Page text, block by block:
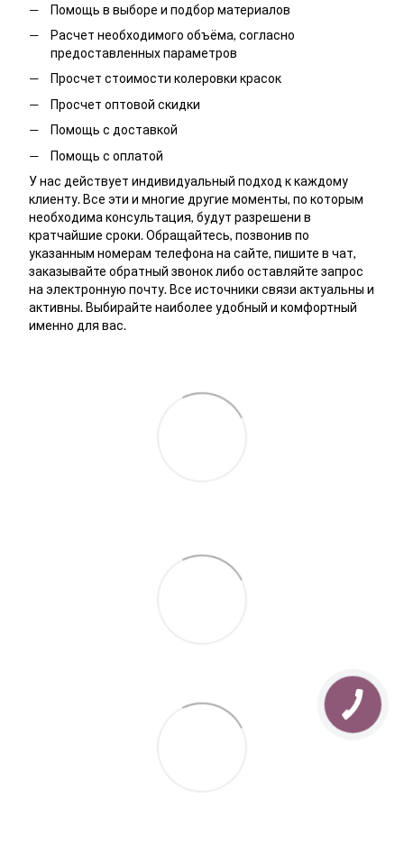
Помощь в выборе и подбор материалов
Расчет необходимого объёма, согласно
предоставленных параметров
Просчет стоимости колеровки красок
Просчет оптовой скидки
Помощь с доставкой
Помощь с оплатой
У нас действует индивидуальный подход к каждому
клиенту. Все эти и многие другие моменты, по которым
необходима консультация, будут разрешени в
кратчайшие сроки. Обращайтесь, позвонив по
указанным номерам телефона на сайте, пишите в чат,
заказывайте обратный звонок либо оставляйте запрос
на электронную почту. Все источники связи актуальны и
активны. Выбирайте наиболее удобный и комфортный
именно для вас.